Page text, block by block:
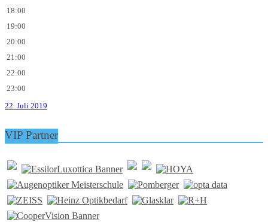
18:00
19:00
20:00
21:00
22:00
23:00
22. Juli 2019
VIP Partner